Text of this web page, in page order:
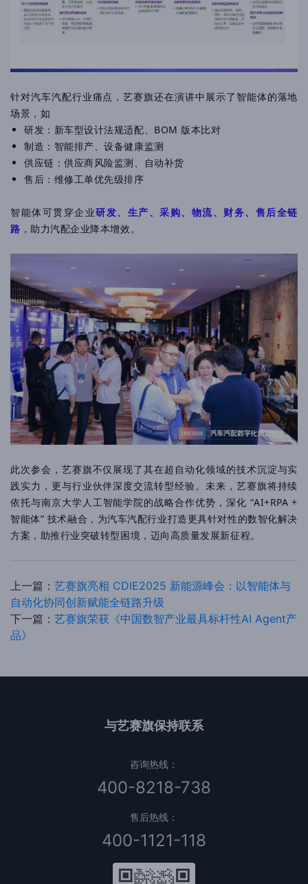
针对汽车汽配行业痛点，艺赛旗还在演讲中展示了智能体的落地
场景，如
研发：新车型设计法规适配、BOM 版本比对
制造：智能排产、设备健康监测
供应链：供应商风险监测、自动补货
售后：维修工单优先级排序
智能体可贯穿企业研发、生产、采购、物流、财务、售后全链
路 ，助力汽配企业降本增效。
此次参会，艺赛旗不仅展现了其在超自动化领域的技术沉淀与实
践实力，更与行业伙伴深度交流转型经验。未来，艺赛旗将持续
依托与南京大学人工智能学院的战略合作优势，深化 “AI+RPA +
智能体” 技术融合，为汽车汽配行业打造更具针对性的数智化解决
方案，助推行业突破转型困境，迈向高质量发展新征程。
上一篇： 艺赛旗亮相 CDIE2025 新能源峰会：以智能体与
自动化协同创新赋能全链路升级
下一篇： 艺赛旗荣获《中国数智产业最具标杆性AI Agent产
品》
与艺赛旗保持联系
咨询热线：
400-8218-738
售后热线：
400-1121-118